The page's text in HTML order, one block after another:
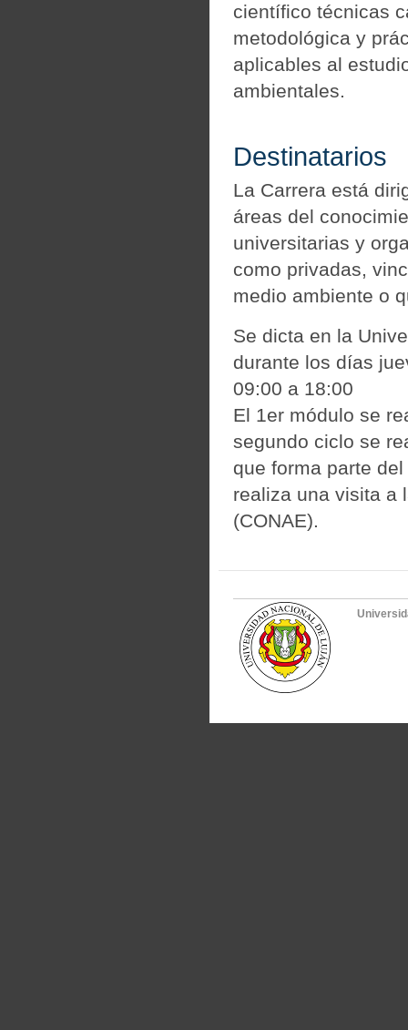
científico técnicas
metodológica y
aplicables al
ambientales.
Destinatarios
La Carrera está
áreas del
universitarias y
como privadas,
medio ambiente o
Se dicta en la
durante los días
09:00 a 18:00
El 1er módulo se
segundo ciclo se
que forma parte
realiza una visita a
(CONAE).